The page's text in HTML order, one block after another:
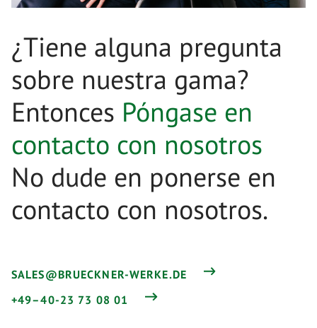
¿Tiene alguna pregunta
sobre nuestra gama?
Entonces Póngase en
contacto con nosotros
No dude en ponerse en
contacto con nosotros.
SALES@BRUECKNER-WERKE.DE
+49–40-23 73 08 01